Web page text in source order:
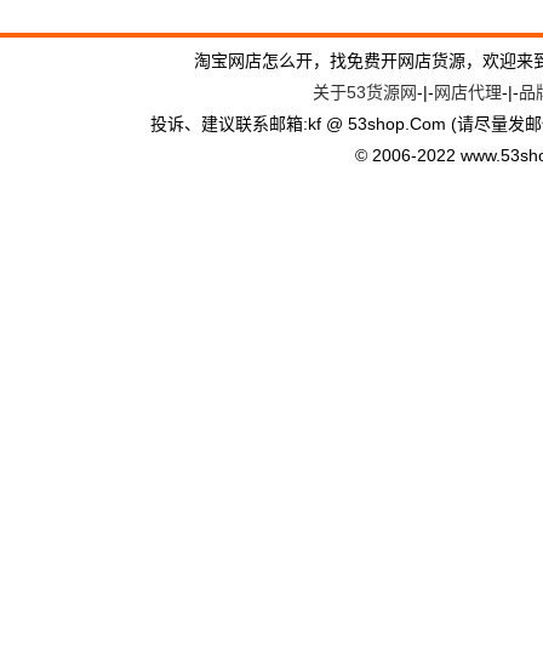
淘宝网店怎么开，找免费开网店货源，欢迎
关于53货源网-|-网店代理-|-品
投诉、建议联系邮箱:kf @ 53shop.Com (请尽量发
© 2006-2022